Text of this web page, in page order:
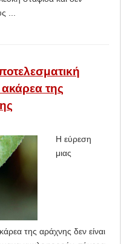
...
ακάρεα της
Η εύρεση
μιας
της αράχνης δεν είναι